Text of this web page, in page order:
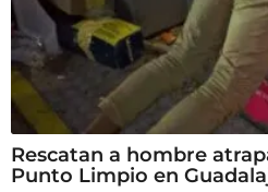
Rescatan a hombre
Punto Limpio en